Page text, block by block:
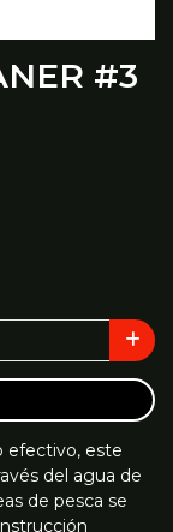
#3
efectivo, este
del agua de
de pesca se